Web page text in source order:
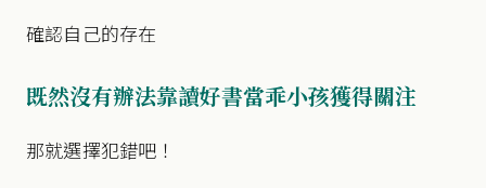
確認自己的存在
既然沒有辦法靠讀好書當乖小孩獲得關注
那就選擇犯錯吧！